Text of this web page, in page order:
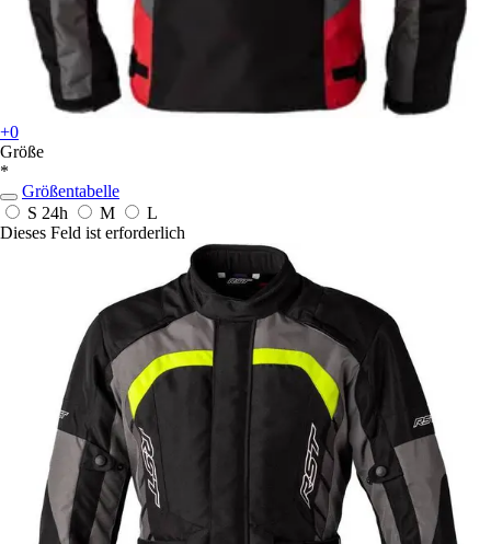
+0
Größe
*
Größentabelle
S 24h M
L
Dieses Feld ist erforderlich